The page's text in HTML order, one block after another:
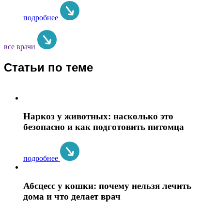
подробнее
все врачи
Статьи по теме
Наркоз у животных: насколько это
безопасно и как подготовить питомца
подробнее
Абсцесс у кошки: почему нельзя лечить
дома и что делает врач